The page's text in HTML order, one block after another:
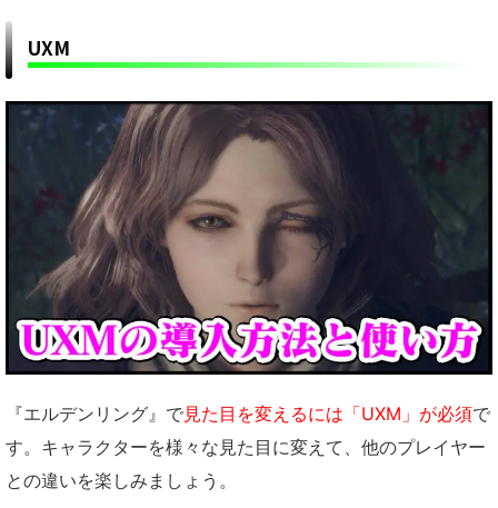
UXM
『エルデンリング』で見た目を変えるには「UXM」が必須で
す。キャラクターを様々な見た目に変えて、他のプレイヤー
との違いを楽しみましょう。